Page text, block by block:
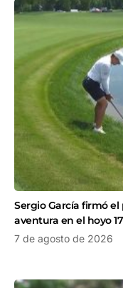
Sergio García firmó
aventura en el hoyo 17
7 de agosto de 2026